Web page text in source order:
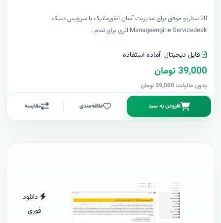
20 سناریو موفق برای مدیریت آسان انفورماتیک با سرویس دسک
Manageengine Servicedesk اثری برای تمام..
فایل دیجیتال آماده استفاده
39,000 تومان
بدون مالیات: 39,000 تومان
افزودن به سبد علاقه‌مندی مقایسه
دانلود
فوری